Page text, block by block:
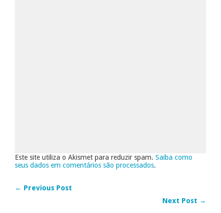
Este site utiliza o Akismet para reduzir spam. Saiba como
seus dados em comentários são processados.
← Previous Post
Next Post →